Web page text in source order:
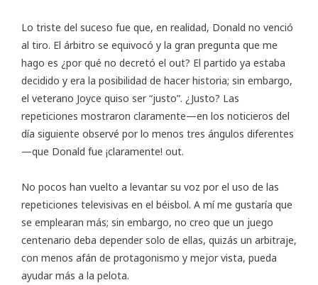
Lo triste del suceso fue que, en realidad, Donald no venció
al tiro. El árbitro se equivocó y la gran pregunta que me
hago es ¿por qué no decretó el out? El partido ya estaba
decidido y era la posibilidad de hacer historia; sin embargo,
el veterano Joyce quiso ser “justo”. ¿Justo? Las
repeticiones mostraron claramente—en los noticieros del
día siguiente observé por lo menos tres ángulos diferentes
—que Donald fue ¡claramente! out.
No pocos han vuelto a levantar su voz por el uso de las
repeticiones televisivas en el béisbol. A mí me gustaría que
se emplearan más; sin embargo, no creo que un juego
centenario deba depender solo de ellas, quizás un arbitraje,
con menos afán de protagonismo y mejor vista, pueda
ayudar más a la pelota.